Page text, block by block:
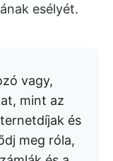
esélyét.
vagy,
mint az
és
meg róla,